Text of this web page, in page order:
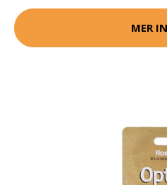
MER